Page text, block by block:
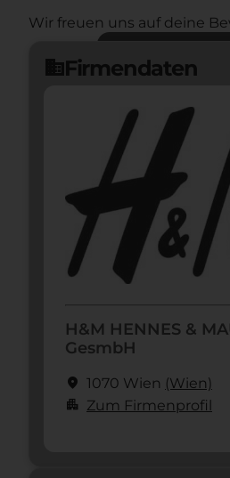
Wir freuen uns auf deine
domainFirmendaten
H&M HENNES &
GesmbH
location_on 1070 Wien (Wien)
apartment Zum Firmenprofil